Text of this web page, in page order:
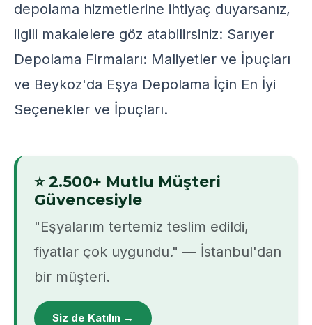
depolama hizmetlerine ihtiyaç duyarsanız,
ilgili makalelere göz atabilirsiniz: Sarıyer
Depolama Firmaları: Maliyetler ve İpuçları
ve Beykoz'da Eşya Depolama İçin En İyi
Seçenekler ve İpuçları.
⭐ 2.500+ Mutlu Müşteri
Güvencesiyle
"Eşyalarım tertemiz teslim edildi,
fiyatlar çok uygundu." — İstanbul'dan
bir müşteri.
Siz de Katılın →